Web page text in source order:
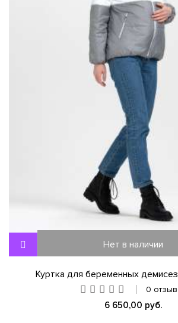
Нет в наличии
Куртка для беременных
0
6 650,00 руб.